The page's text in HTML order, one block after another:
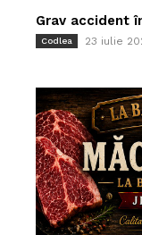
Grav accident
Codlea 23 iulie